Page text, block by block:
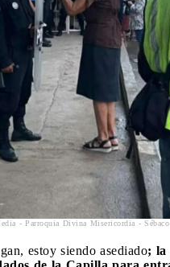
- Parroquia Divina Misericordia - Sébaco
estoy siendo asediado; la